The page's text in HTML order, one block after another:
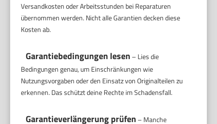
Versandkosten oder Arbeitsstunden bei Reparaturen
übernommen werden. Nicht alle Garantien decken diese
Kosten ab.
Garantiebedingungen lesen – Lies die
Bedingungen genau, um Einschränkungen wie
Nutzungsvorgaben oder den Einsatz von Originalteilen zu
erkennen. Das schützt deine Rechte im Schadensfall.
Garantieverlängerung prüfen – Manche